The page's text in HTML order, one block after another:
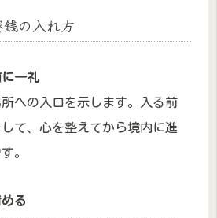
の入れ方
一礼
への入口を示します。入る前
て、心を整えてから境内に進
。
る